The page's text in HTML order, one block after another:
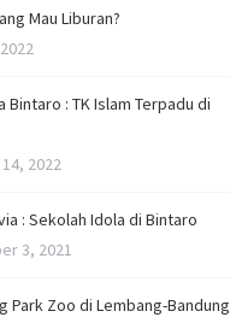
Mau Liburan?
Bintaro : TK Islam Terpadu di
2022
: Sekolah Idola di Bintaro
3, 2021
Park Zoo di Lembang-Bandung